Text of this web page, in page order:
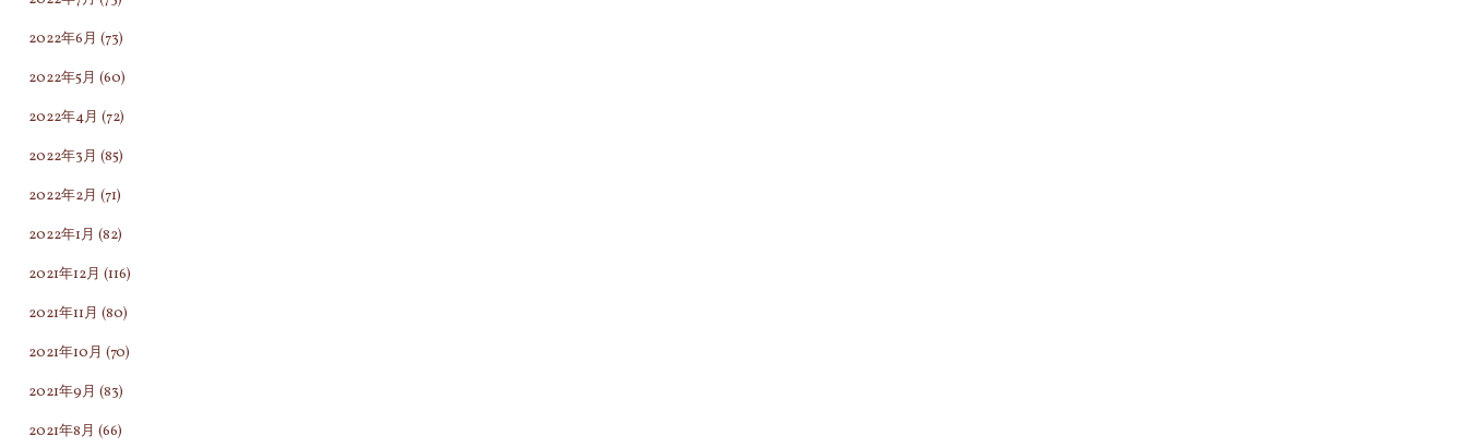
2022年6月 (73)
2022年5月 (60)
2022年4月 (72)
2022年3月 (85)
2022年2月 (71)
2022年1月 (82)
2021年12月 (116)
2021年11月 (80)
2021年10月 (70)
2021年9月 (83)
2021年8月 (66)